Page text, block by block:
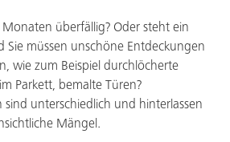
Monaten überfällig? Oder steht ein
Sie müssen unschöne Entdeckungen
wie zum Beispiel durchlöcherte
Parkett, bemalte Türen?
sind unterschiedlich und hinterlassen
Mängel.